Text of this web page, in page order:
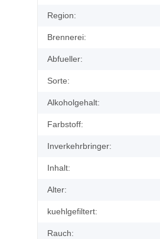
Region:
Brennerei:
Abfueller:
Sorte:
Alkoholgehalt:
Farbstoff:
Inverkehrbringer:
Inhalt:
Alter:
kuehlgefiltert:
Rauch: